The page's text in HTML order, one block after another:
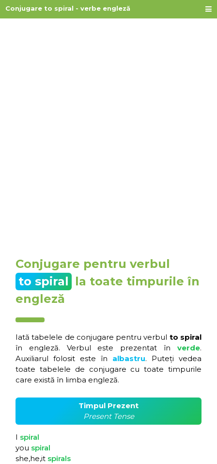
Conjugare to spiral - verbe engleză
Conjugare pentru verbul
to spiral la toate timpurile în
engleză
Iată tabelele de conjugare pentru verbul to spiral
în engleză. Verbul este prezentat în verde.
Auxiliarul folosit este în albastru. Puteți vedea
toate tabelele de conjugare cu toate timpurile
care există în limba engleză.
Timpul Prezent
Present Tense
I spiral
you spiral
she,he,it spirals